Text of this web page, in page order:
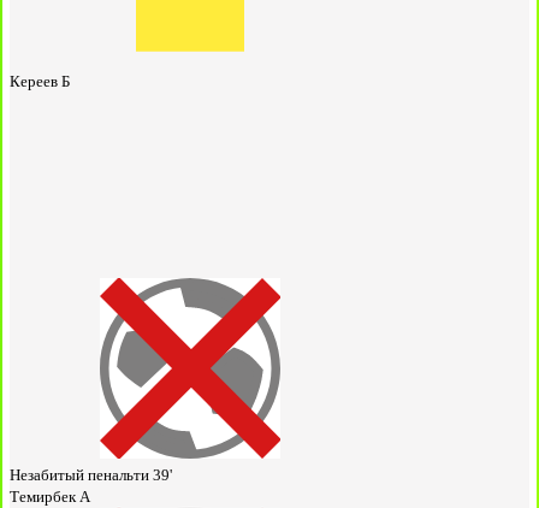
Кереев Б
Незабитый пенальти 39'
Темирбек А